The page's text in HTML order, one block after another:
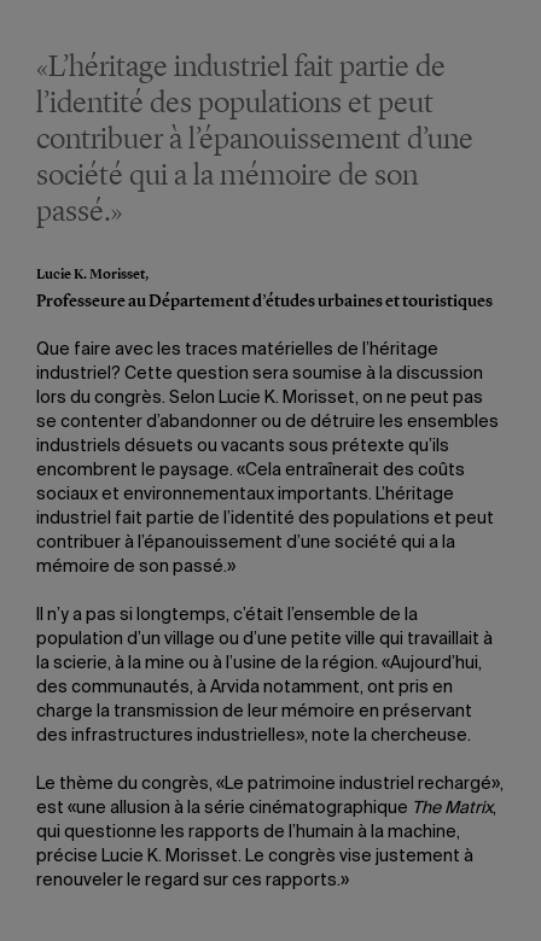
«L’héritage industriel fait partie de
l’identité des populations et peut
contribuer à l’épanouissement d’une
société qui a la mémoire de son
passé.»
Lucie K. Morisset,
Professeure au Département d’études urbaines et touristiques
Que faire avec les traces matérielles de l’héritage
industriel? Cette question sera soumise à la discussion
lors du congrès. Selon Lucie K. Morisset, on ne peut pas
se contenter d’abandonner ou de détruire les ensembles
industriels désuets ou vacants sous prétexte qu’ils
encombrent le paysage. «Cela entraînerait des coûts
sociaux et environnementaux importants. L’héritage
industriel fait partie de l’identité des populations et peut
contribuer à l’épanouissement d’une société qui a la
mémoire de son passé.»
Il n’y a pas si longtemps, c’était l’ensemble de la
population d’un village ou d’une petite ville qui travaillait à
la scierie, à la mine ou à l’usine de la région. «Aujourd’hui,
des communautés, à Arvida notamment, ont pris en
charge la transmission de leur mémoire en préservant
des infrastructures industrielles», note la chercheuse.
Le thème du congrès, «Le patrimoine industriel rechargé»,
est «une allusion à la série cinématographique The Matrix,
qui questionne les rapports de l’humain à la machine,
précise Lucie K. Morisset. Le congrès vise justement à
renouveler le regard sur ces rapports.»